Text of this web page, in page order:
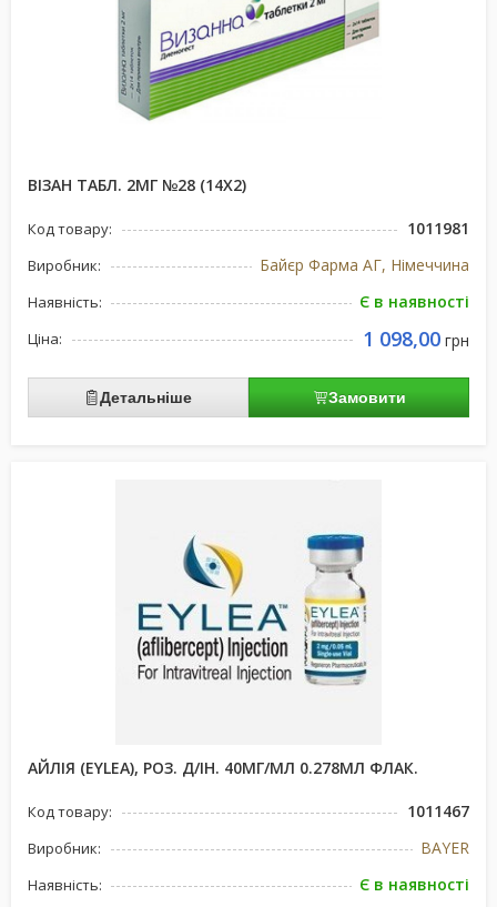
ВІЗАН ТАБЛ. 2МГ №28 (14Х2)
Код товару: 1011981
Виробник: Байєр Фарма АГ, Німеччина
Наявність: Є в наявності
Ціна: 1 098,00 грн
Детальніше Замовити
АЙЛІЯ (EYLEA), РОЗ. Д/ІН. 40МГ/МЛ 0.278МЛ ФЛАК.
Код товару: 1011467
Виробник: BAYER
Наявність: Є в наявності